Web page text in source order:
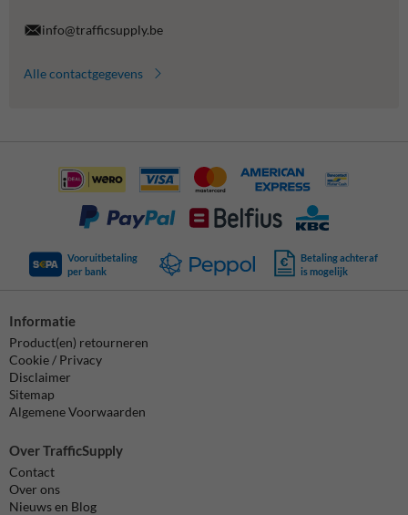
info@trafficsupply.be
Alle contactgegevens
Vooruitbetaling
per bank
Betaling achteraf
is mogelijk
Informatie
Product(en) retourneren
Cookie / Privacy
Disclaimer
Sitemap
Algemene Voorwaarden
Over TrafficSupply
Contact
Over ons
Nieuws en Blog